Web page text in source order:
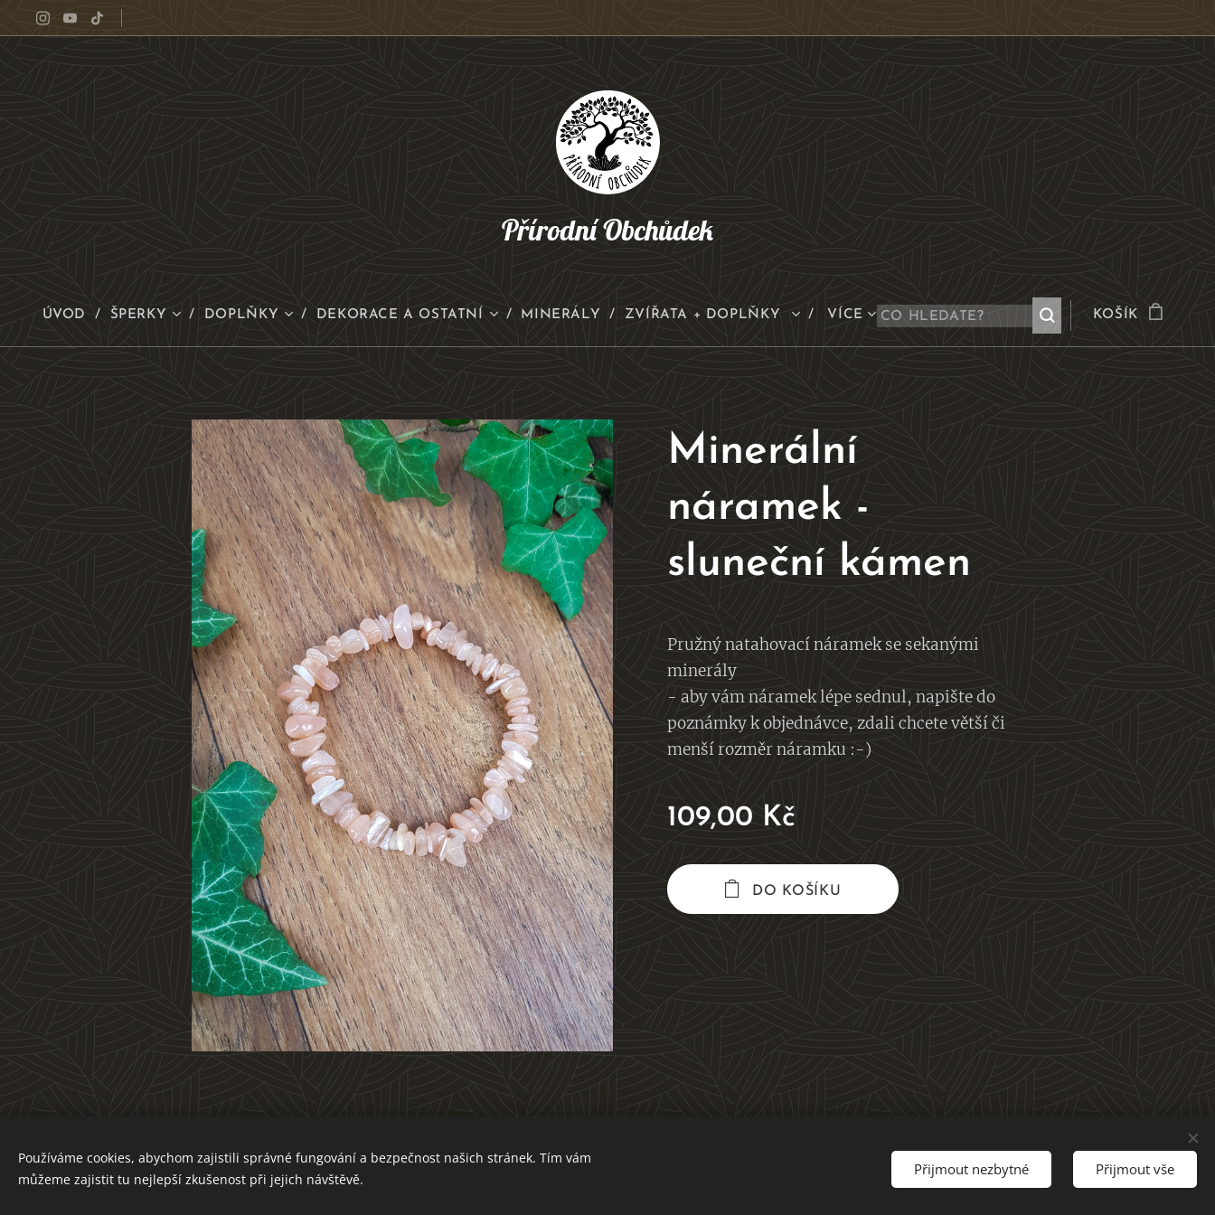
Přírodní Obchůdek
ÚVOD ŠPERKY DOPLŇKY DEKORACE A OSTATNÍ MINERÁLY ZVÍŘATA + DOPLŇKY VÍCE KOŠÍK
Minerální
náramek -
sluneční kámen
Pružný natahovací náramek se sekanými
minerály
- aby vám náramek lépe sednul, napište do
poznámky k objednávce, zdali chcete větší či
menší rozměr náramku :-)
109,00 Kč
DO KOŠÍKU
V ROVNOVÁZE S PŘÍRODOU
Používáme cookies, abychom zajistili správné fungování a bezpečnost našich stránek. Tím vám
můžeme zajistit tu nejlepší zkušenost při jejich návštěvě.
Přijmout nezbytné Přijmout vše